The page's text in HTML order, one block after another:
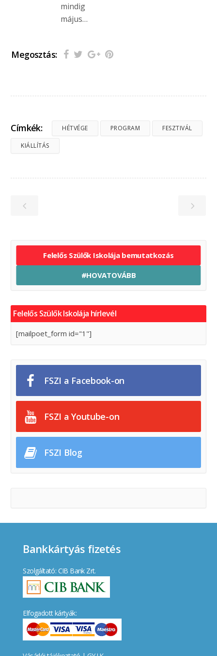
mindig
május…
Megosztás:
Címkék: HÉTVÉGE PROGRAM FESZTIVÁL
KIÁLLÍTÁS
Felelős Szülők Iskolája bemutatkozás
#HOVATOVÁBB
Felelős Szülők Iskolája hírlevél
[mailpoet_form id="1"]
FSZI a Facebook-on
FSZI a Youtube-on
FSZI Blog
Bankkártyás fizetés
Szolgáltató: CIB Bank Zrt.
Elfogadott kártyák: